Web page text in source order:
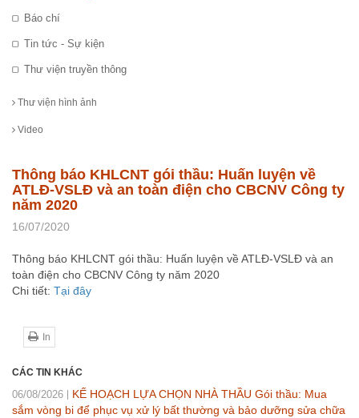
Báo chí
Tin tức - Sự kiện
Thư viện truyền thông
Thư viện hình ảnh
Video
Thông báo KHLCNT gói thầu: Huấn luyện về
ATLĐ-VSLĐ và an toàn điện cho CBCNV Công ty
năm 2020
16/07/2020
Thông báo KHLCNT gói thầu: Huấn luyện về ATLĐ-VSLĐ và an
toàn điện cho CBCNV Công ty năm 2020
Chi tiết: Tại đây
In
CÁC TIN KHÁC
06/08/2026
KẾ HOẠCH LỰA CHỌN NHÀ THẦU Gói thầu: Mua
sắm vòng bi để phục vụ xử lý bất thường và bảo dưỡng sửa chữa